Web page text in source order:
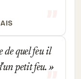
quel feu il
petit feu.